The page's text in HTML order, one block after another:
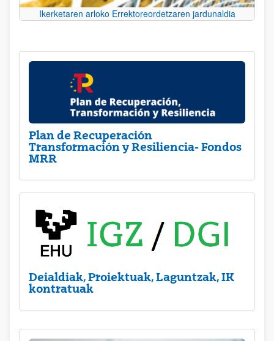
Ikerketaren arloko Errektoreordetzaren jardunaldia
Plan de Recuperación
Transformación y Resiliencia- Fondos
MRR
Deialdiak, Proiektuak, Laguntzak, IK
kontratuak